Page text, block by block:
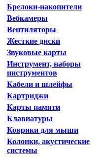
Брелоки-накопители
Вебкамеры
Вентиляторы
Жесткие диски
Звуковые карты
Инструмент, наборы
инструментов
Кабели и шлейфы
Картриджи
Карты памяти
Клавиатуры
Коврики для мыши
Колонки, акустические
системы